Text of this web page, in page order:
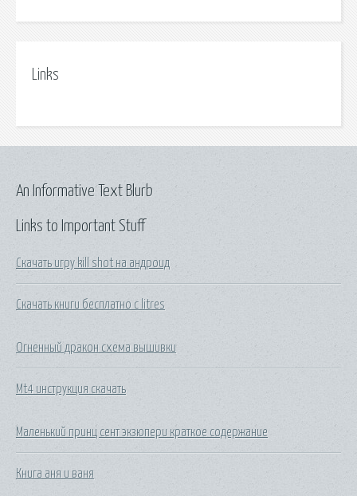
Links
Links to Important Stuff
Скачать игру kill shot на андроид
Скачать книги бесплатно с litres
Огненный дракон схема вышивки
Mt4 инструкция скачать
Маленький принц сент экзюпери краткое содержание
Книга аня и ваня
An Informative Text Blurb